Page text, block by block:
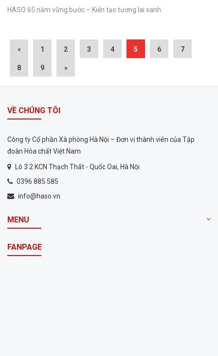
HASO 65 năm vững bước – Kiến tạo tương lai xanh
« 1 2 3 4 5 6 7
8 9 »
VỀ CHÚNG TÔI
Công ty Cổ phần Xà phòng Hà Nội – Đơn vị thành viên của Tập
đoàn Hóa chất Việt Nam
Lô 3.2 KCN Thạch Thất - Quốc Oai, Hà Nội
0396 885 585
info@haso.vn
MENU
FANPAGE